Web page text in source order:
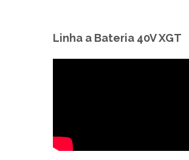
Linha a Bateria 40V XGT